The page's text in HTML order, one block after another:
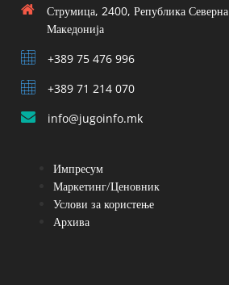
Струмица, 2400, Република Северна
Македонија
+389 75 476 996
+389 71 214 070
info@jugoinfo.mk
Импресум
Маркетинг/Ценовник
Услови за користење
Архива